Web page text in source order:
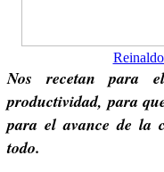
Nos recetan para
productividad, para
para el avance de la
todo.